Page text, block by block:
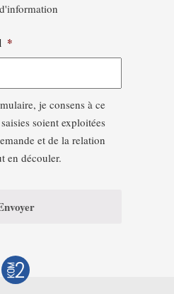
*
je consens à ce
soient exploitées
et de la relation
en découler.